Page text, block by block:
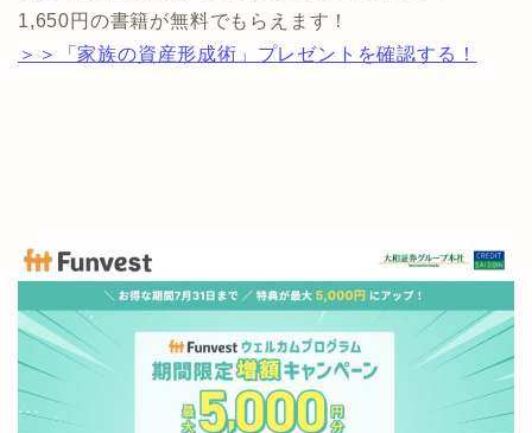
1,650円の書籍が無料でもらえます！
＞＞「家族の資産形成術」プレゼントを確認する！